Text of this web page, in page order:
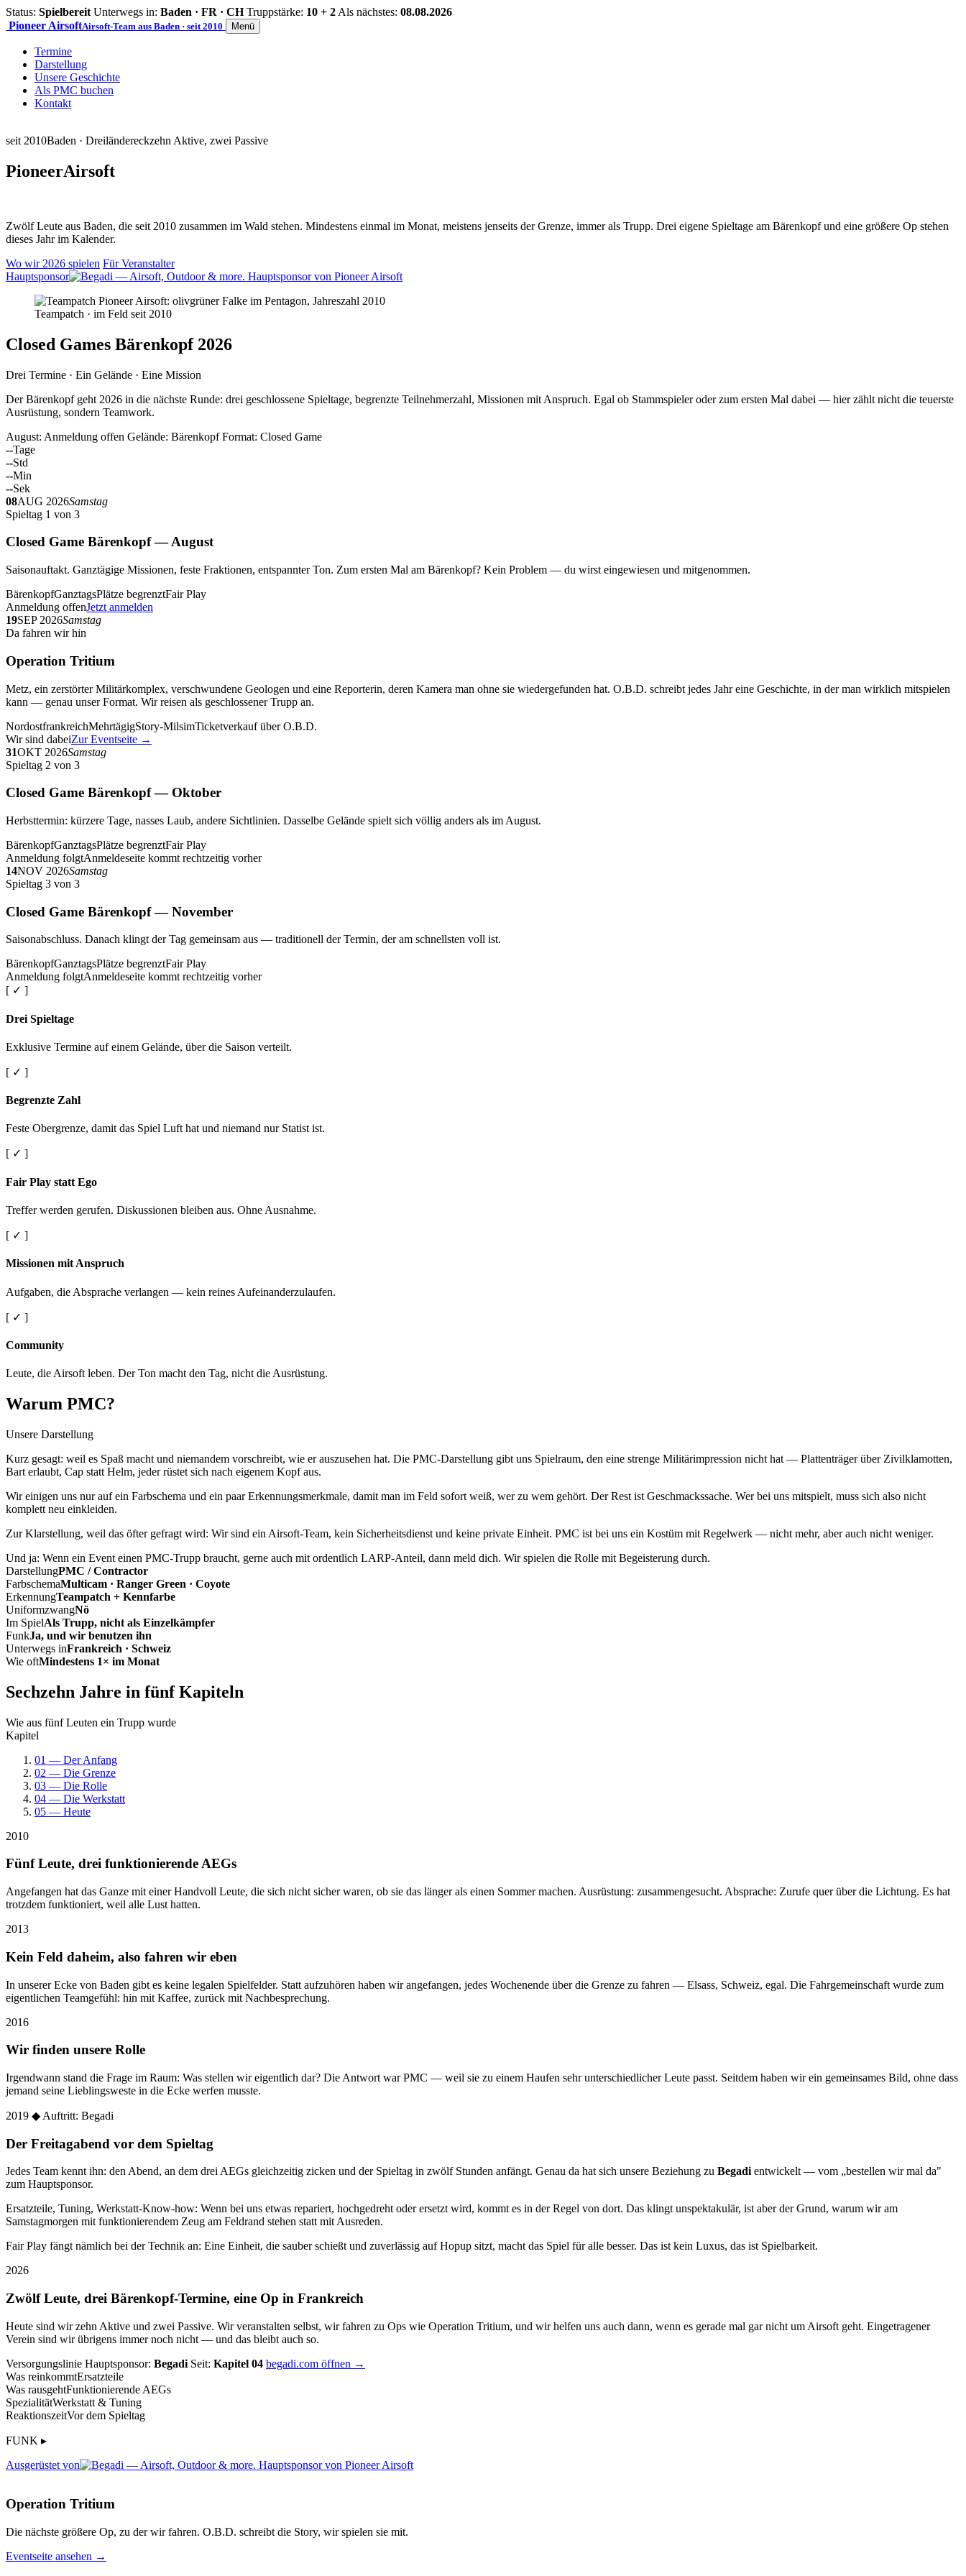
Status: Spielbereit Unterwegs in: Baden · FR · CH Truppstärke: 10 + 2 Als nächstes: 08.08.2026
Pioneer AirsoftAirsoft-Team aus Baden · seit 2010 Menü
Termine
Darstellung
Unsere Geschichte
Als PMC buchen
Kontakt
seit 2010Baden · Dreiländereckzehn Aktive, zwei Passive
PioneerAirsoft
Zwölf Leute aus Baden, die seit 2010 zusammen im Wald stehen. Mindestens einmal im Monat, meistens jenseits der Grenze, immer als Trupp. Drei eigene Spieltage am Bärenkopf und eine größere Op stehen
dieses Jahr im Kalender.
Wo wir 2026 spielen Für Veranstalter
Hauptsponsor
Teampatch · im Feld seit 2010
Closed Games Bärenkopf 2026
Drei Termine · Ein Gelände · Eine Mission
Der Bärenkopf geht 2026 in die nächste Runde: drei geschlossene Spieltage, begrenzte Teilnehmerzahl, Missionen mit Anspruch. Egal ob Stammspieler oder zum ersten Mal dabei — hier zählt nicht die teuerste
Ausrüstung, sondern Teamwork.
August: Anmeldung offen Gelände: Bärenkopf Format: Closed Game
--Tage
--Std
--Min
--Sek
08AUG 2026Samstag
Spieltag 1 von 3
Closed Game Bärenkopf — August
Saisonauftakt. Ganztägige Missionen, feste Fraktionen, entspannter Ton. Zum ersten Mal am Bärenkopf? Kein Problem — du wirst eingewiesen und mitgenommen.
BärenkopfGanztagsPlätze begrenztFair Play
Anmeldung offenJetzt anmelden
19SEP 2026Samstag
Da fahren wir hin
Operation Tritium
Metz, ein zerstörter Militärkomplex, verschwundene Geologen und eine Reporterin, deren Kamera man ohne sie wiedergefunden hat. O.B.D. schreibt jedes Jahr eine Geschichte, in der man wirklich mitspielen
kann — genau unser Format. Wir reisen als geschlossener Trupp an.
NordostfrankreichMehrtägigStory-MilsimTicketverkauf über O.B.D.
Wir sind dabeiZur Eventseite →
31OKT 2026Samstag
Spieltag 2 von 3
Closed Game Bärenkopf — Oktober
Herbsttermin: kürzere Tage, nasses Laub, andere Sichtlinien. Dasselbe Gelände spielt sich völlig anders als im August.
BärenkopfGanztagsPlätze begrenztFair Play
Anmeldung folgtAnmeldeseite kommt rechtzeitig vorher
14NOV 2026Samstag
Spieltag 3 von 3
Closed Game Bärenkopf — November
Saisonabschluss. Danach klingt der Tag gemeinsam aus — traditionell der Termin, der am schnellsten voll ist.
BärenkopfGanztagsPlätze begrenztFair Play
Anmeldung folgtAnmeldeseite kommt rechtzeitig vorher
[ ✓ ]
Drei Spieltage
Exklusive Termine auf einem Gelände, über die Saison verteilt.
[ ✓ ]
Begrenzte Zahl
Feste Obergrenze, damit das Spiel Luft hat und niemand nur Statist ist.
[ ✓ ]
Fair Play statt Ego
Treffer werden gerufen. Diskussionen bleiben aus. Ohne Ausnahme.
[ ✓ ]
Missionen mit Anspruch
Aufgaben, die Absprache verlangen — kein reines Aufeinanderzulaufen.
[ ✓ ]
Community
Leute, die Airsoft leben. Der Ton macht den Tag, nicht die Ausrüstung.
Warum PMC?
Unsere Darstellung
Kurz gesagt: weil es Spaß macht und niemandem vorschreibt, wie er auszusehen hat. Die PMC-Darstellung gibt uns Spielraum, den eine strenge Militärimpression nicht hat — Plattenträger über Zivilklamotten,
Bart erlaubt, Cap statt Helm, jeder rüstet sich nach eigenem Kopf aus.
Wir einigen uns nur auf ein Farbschema und ein paar Erkennungsmerkmale, damit man im Feld sofort weiß, wer zu wem gehört. Der Rest ist Geschmackssache. Wer bei uns mitspielt, muss sich also nicht
komplett neu einkleiden.
Zur Klarstellung, weil das öfter gefragt wird: Wir sind ein Airsoft-Team, kein Sicherheitsdienst und keine private Einheit. PMC ist bei uns ein Kostüm mit Regelwerk — nicht mehr, aber auch nicht weniger.
Und ja: Wenn ein Event einen PMC-Trupp braucht, gerne auch mit ordentlich LARP-Anteil, dann meld dich. Wir spielen die Rolle mit Begeisterung durch.
DarstellungPMC / Contractor
FarbschemaMulticam · Ranger Green · Coyote
ErkennungTeampatch + Kennfarbe
UniformzwangNö
Im SpielAls Trupp, nicht als Einzelkämpfer
FunkJa, und wir benutzen ihn
Unterwegs inFrankreich · Schweiz
Wie oftMindestens 1× im Monat
Sechzehn Jahre in fünf Kapiteln
Wie aus fünf Leuten ein Trupp wurde
Kapitel
01 — Der Anfang
02 — Die Grenze
03 — Die Rolle
04 — Die Werkstatt
05 — Heute
2010
Fünf Leute, drei funktionierende AEGs
Angefangen hat das Ganze mit einer Handvoll Leute, die sich nicht sicher waren, ob sie das länger als einen Sommer machen. Ausrüstung: zusammengesucht. Absprache: Zurufe quer über die Lichtung. Es hat
trotzdem funktioniert, weil alle Lust hatten.
2013
Kein Feld daheim, also fahren wir eben
In unserer Ecke von Baden gibt es keine legalen Spielfelder. Statt aufzuhören haben wir angefangen, jedes Wochenende über die Grenze zu fahren — Elsass, Schweiz, egal. Die Fahrgemeinschaft wurde zum
eigentlichen Teamgefühl: hin mit Kaffee, zurück mit Nachbesprechung.
2016
Wir finden unsere Rolle
Irgendwann stand die Frage im Raum: Was stellen wir eigentlich dar? Die Antwort war PMC — weil sie zu einem Haufen sehr unterschiedlicher Leute passt. Seitdem haben wir ein gemeinsames Bild, ohne dass
jemand seine Lieblingsweste in die Ecke werfen musste.
2019 ◆ Auftritt: Begadi
Der Freitagabend vor dem Spieltag
Jedes Team kennt ihn: den Abend, an dem drei AEGs gleichzeitig zicken und der Spieltag in zwölf Stunden anfängt. Genau da hat sich unsere Beziehung zu Begadientwickelt — vom „bestellen wir mal da"
zum Hauptsponsor.
Ersatzteile, Tuning, Werkstatt-Know-how: Wenn bei uns etwas repariert, hochgedreht oder ersetzt wird, kommt es in der Regel von dort. Das klingt unspektakulär, ist aber der Grund, warum wir am
Samstagmorgen mit funktionierendem Zeug am Feldrand stehen statt mit Ausreden.
Fair Play fängt nämlich bei der Technik an: Eine Einheit, die sauber schießt und zuverlässig auf Hopup sitzt, macht das Spiel für alle besser. Das ist kein Luxus, das ist Spielbarkeit.
2026
Zwölf Leute, drei Bärenkopf-Termine, eine Op in Frankreich
Heute sind wir zehn Aktive und zwei Passive. Wir veranstalten selbst, wir fahren zu Ops wie Operation Tritium, und wir helfen uns auch dann, wenn es gerade mal gar nicht um Airsoft geht. Eingetragener
Verein sind wir übrigens immer noch nicht — und das bleibt auch so.
Versorgungslinie Hauptsponsor: Begadi Seit: Kapitel 04 begadi.com öffnen →
Was reinkommtErsatzteile
Was rausgehtFunktionierende AEGs
SpezialitätWerkstatt & Tuning
ReaktionszeitVor dem Spieltag
FUNK ▸
Ausgerüstet von
Operation Tritium
Die nächste größere Op, zu der wir fahren. O.B.D. schreibt die Story, wir spielen sie mit.
Eventseite ansehen →